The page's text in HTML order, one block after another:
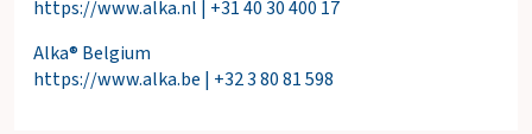
https://www.alka.nl | +31 40 30 400 17
Alka® Belgium
https://www.alka.be | +32 3 80 81 598